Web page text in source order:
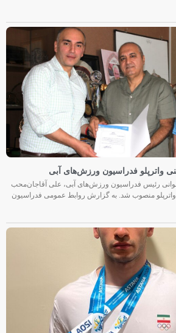
واترپلو فدراسیون ورزش‌های آبی
رئیس فدراسیون ورزش‌های آبی، علی آقاجان‌محب
منصوب شد. به گزارش روابط عمومی فدراسیون